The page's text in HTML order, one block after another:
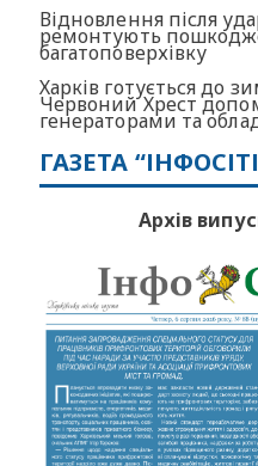
Відновлення після
ремонтують
багатоповерхівку
Харків готується до
Червоний Хрест
генераторами та
ГАЗЕТА
Архів